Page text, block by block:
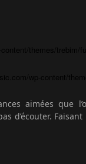
themes/trebim/
wp-content/
aimées que
d’écouter.